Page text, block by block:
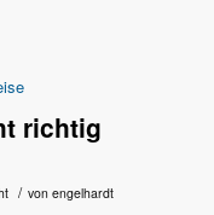
richtig
/ von engelhardt